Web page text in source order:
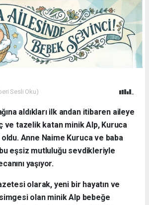
Sesli Oku)
aldıkları ilk andan itibaren aileye
ve tazelik katan minik Alp, Kuruca
Anne Naime Kuruca ve baba
eşsiz mutluluğu sevdikleriyle
yaşıyor.
olarak, yeni bir hayatın ve
olan minik Alp bebeğe